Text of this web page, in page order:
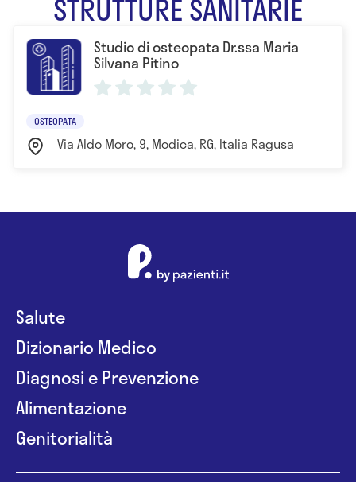
STRUTTURE SANITARIE
Studio di osteopata Dr.ssa Maria
Silvana Pitino
OSTEOPATA
Via Aldo Moro, 9, Modica, RG, Italia Ragusa
Salute
Dizionario Medico
Diagnosi e Prevenzione
Alimentazione
Genitorialità